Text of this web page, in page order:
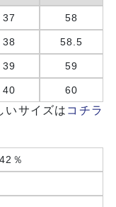
37 58
38 58.5
39 59
40 60
いサイズは コチラ
％